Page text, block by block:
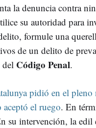
la denuncia contra
su autoridad para
formule una
de un delito de
Código Penal.
pidió en el
el ruego. En
su intervención, la edil